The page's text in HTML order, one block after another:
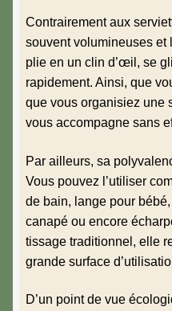
Contrairement aux
souvent volumineuses et
plie en un clin d’œil, se
rapidement. Ainsi, que
que vous organisiez une
vous accompagne sans
Par ailleurs, sa
Vous pouvez l’utiliser
de bain, lange pour
canapé ou encore
tissage traditionnel, elle
grande surface
D’un point de vue